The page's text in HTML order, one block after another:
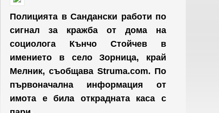
Полицията в Сандански работи по
сигнал за кражба от дома на
социолога Кънчо Стойчев в
имението в село Зорница, край
Мелник, съобщава Struma.com. По
първоначална информация от
имота е била открадната каса с